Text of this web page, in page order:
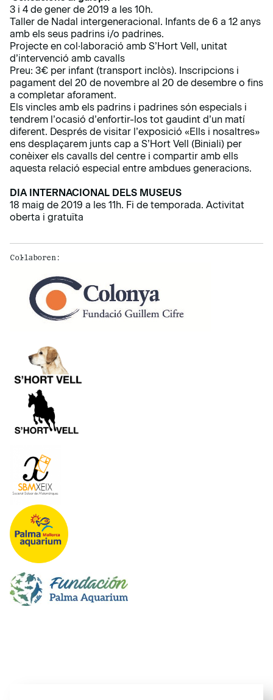
3 i 4 de gener de 2019 a les 10h.
Taller de Nadal intergeneracional. Infants de 6 a 12 anys
amb els seus padrins i/o padrines.
Projecte en col·laboració amb S’Hort Vell, unitat
d’intervenció amb cavalls
Preu: 3€ per infant (transport inclòs). Inscripcions i
pagament del 20 de novembre al 20 de desembre o fins
a completar aforament.
Els vincles amb els padrins i padrines són especials i
tendrem l’ocasió d’enfortir-los tot gaudint d’un matí
diferent. Després de visitar l’exposició «Ells i nosaltres»
ens desplaçarem junts cap a S’Hort Vell (Biniali) per
conèixer els cavalls del centre i compartir amb ells
aquesta relació especial entre ambdues generacions.
DIA INTERNACIONAL DELS MUSEUS
18 maig de 2019 a les 11h. Fi de temporada. Activitat
oberta i gratuïta
Col·laboren: